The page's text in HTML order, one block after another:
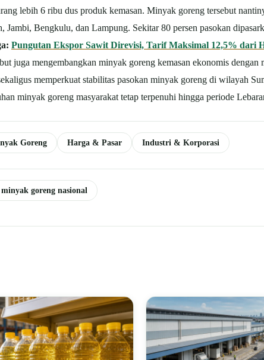
lebih 6 ribu dus produk kemasan. Minyak goreng tersebut
Jambi, Bengkulu, dan Lampung. Sekitar 80 persen pasokan
Pungutan Ekspor Sawit Direvisi, Tarif Maksimal 12,5% dari
juga mengembangkan minyak goreng kemasan ekonomis
memperkuat stabilitas pasokan minyak goreng di wilayah
minyak goreng masyarakat tetap terpenuhi hingga periode
Goreng Harga & Pasar Industri & Korporasi
goreng nasional